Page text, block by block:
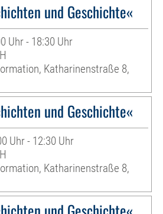
und Geschichte«
Uhr - 18:30 Uhr
Katharinenstraße 8,
und Geschichte«
Uhr - 12:30 Uhr
Katharinenstraße 8,